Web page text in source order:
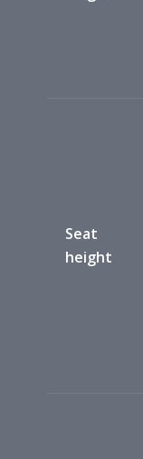
Seat
height